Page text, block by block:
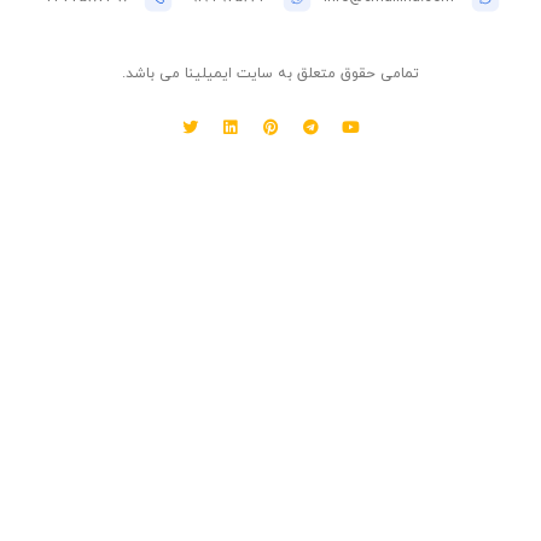
تمامی حقوق متعلق به سایت ایمیلینا می باشد.